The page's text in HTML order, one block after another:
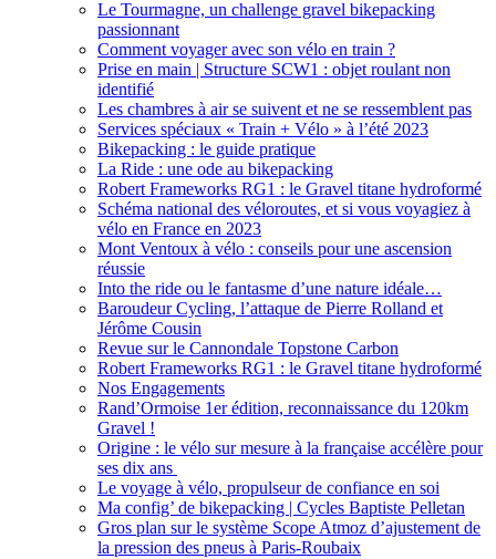
Le Tourmagne, un challenge gravel bikepacking
passionnant
Comment voyager avec son vélo en train ?
Prise en main | Structure SCW1 : objet roulant non
identifié
Les chambres à air se suivent et ne se ressemblent pas
Services spéciaux « Train + Vélo » à l’été 2023
Bikepacking : le guide pratique
La Ride : une ode au bikepacking
Robert Frameworks RG1 : le Gravel titane hydroformé
Schéma national des véloroutes, et si vous voyagiez à
vélo en France en 2023
Mont Ventoux à vélo : conseils pour une ascension
réussie
Into the ride ou le fantasme d’une nature idéale…
Baroudeur Cycling, l’attaque de Pierre Rolland et
Jérôme Cousin
Revue sur le Cannondale Topstone Carbon
Robert Frameworks RG1 : le Gravel titane hydroformé
Nos Engagements
Rand’Ormoise 1er édition, reconnaissance du 120km
Gravel !
Origine : le vélo sur mesure à la française accélère pour
ses dix ans
Le voyage à vélo, propulseur de confiance en soi
Ma config’ de bikepacking | Cycles Baptiste Pelletan
Gros plan sur le système Scope Atmoz d’ajustement de
la pression des pneus à Paris-Roubaix